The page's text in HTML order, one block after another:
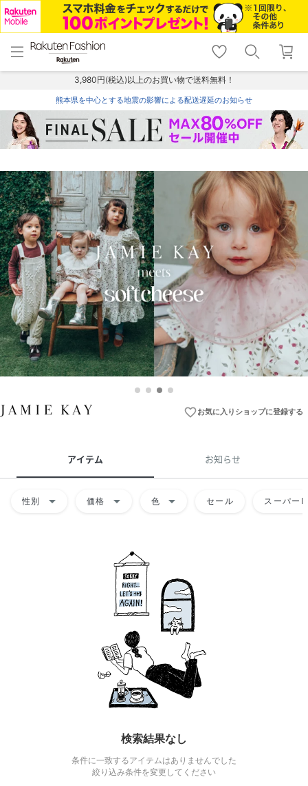
menu home
トップ
shopping_cart lock_outline
ログイン
3,980円(税込)以上のお買い物で送料無料！
熊本県を中心とする地震の影響による配送遅延のお知らせ
favorite_borderお気に入りショップに登録する
アイテム お知らせ
性別 arrow_drop_down 価格 arrow_drop_down 色 arrow_drop_down セール スーパー
検索結果なし
条件に一致するアイテムはありませんでした
絞り込み条件を変更してください